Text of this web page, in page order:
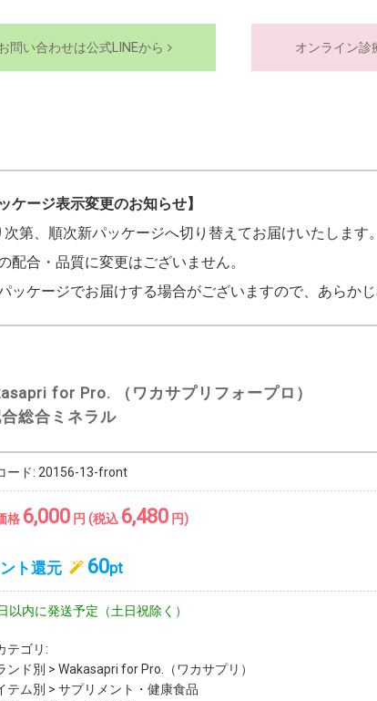
問い合わせは公式LINEから オンライン
ッケージ表示変更のお知らせ】
第、順次新パッケージへ切り替えてお届けいたします。
配合・品質に変更はございません。
ケージでお届けする場合がございますので、あらかじ
for Pro. （ワカサプリフォープロ）
総合ミネラル
ード: 20156-13-front
格 6,000円 (税込 6,480円)
ト還元 60pt
以内に発送予定（土日祝除く）
テゴリ:
ンド別 > Wakasapri for Pro.（ワカサプリ）
テム別 > サプリメント・健康食品